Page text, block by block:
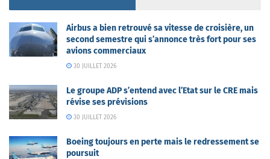
Airbus a bien retrouvé sa vitesse de croisière, un
second semestre qui s’annonce très fort pour ses
avions commerciaux
30 JUILLET 2026
Le groupe ADP s’entend avec l’Etat sur le CRE mais
révise ses prévisions
30 JUILLET 2026
Boeing toujours en perte mais le redressement se
poursuit